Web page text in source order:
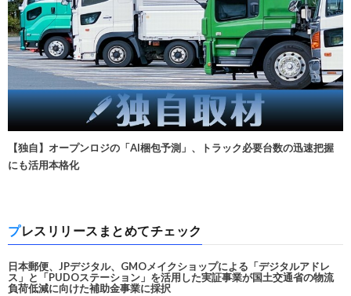
【独自】オープンロジの「AI梱包予測」、トラック必要台数の迅速把握
にも活用本格化
プレスリリースまとめてチェック
日本郵便、JPデジタル、GMOメイクショップによる「デジタルアドレ
ス」と「PUDOステーション」を活用した実証事業が国土交通省の物流
負荷低減に向けた補助金事業に採択